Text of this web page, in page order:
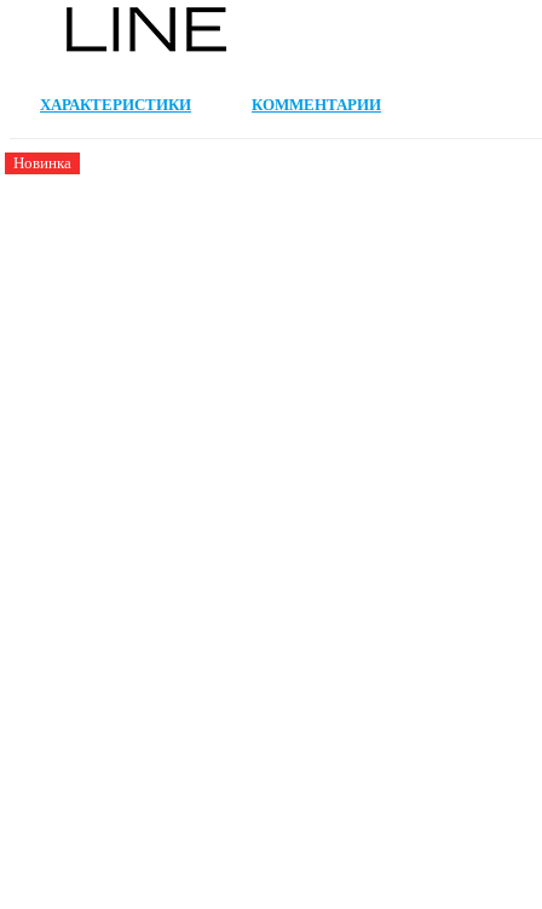
ХАРАКТЕРИСТИКИ КОММЕНТАРИИ
Новинка